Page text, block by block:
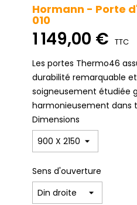
Hormann - Porte
010
1 149,00 € TTC
Les portes Thermo46
durabilité remarquable
soigneusement étudiée
harmonieusement dans
Dimensions
Sens d'ouverture